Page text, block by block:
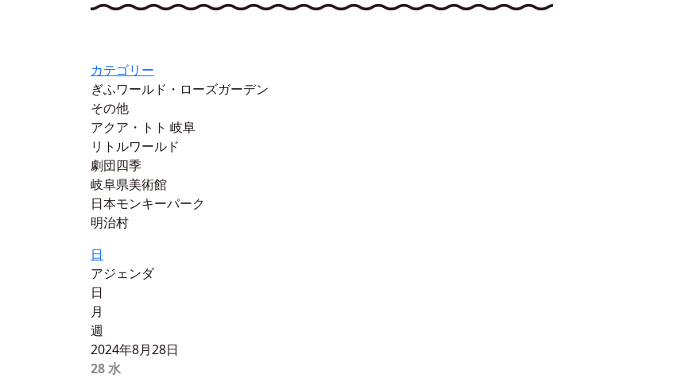
カテゴリー
ぎふワールド・ローズガーデン
その他
アクア・トト 岐阜
リトルワールド
劇団四季
岐阜県美術館
日本モンキーパーク
明治村
日
アジェンダ
日
月
週
2024年8月28日
28水